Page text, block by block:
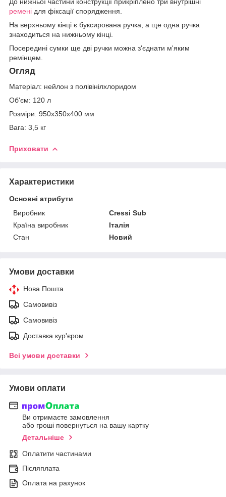
ремені для фіксації спорядження.
На верхньому кінці є буксирована ручка, а ще одна ручка
знаходиться на нижньому кінці.
Посередині сумки ще дві ручки можна з'єднати м'яким
ремінцем.
Огляд
Матеріал: нейлон з полівінілхлоридом
Об'єм: 120 л
Розміри: 950х350х400 мм
Вага: 3,5 кг
Приховати
Характеристики
Основні атрибути
Виробник
Cressi Sub
Країна виробник
Італія
Стан
Новий
Умови доставки
Нова Пошта
Самовивіз
Самовивіз
Доставка кур'єром
Всі умови доставки
Умови оплати
Ви отримаєте замовлення
або гроші повернуться на вашу картку
Детальніше
Оплатити частинами
Післяплата
Оплата на рахунок